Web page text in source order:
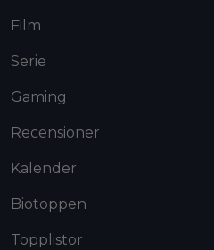
Film
Serie
Gaming
Recensioner
Kalender
Biotoppen
Topplistor